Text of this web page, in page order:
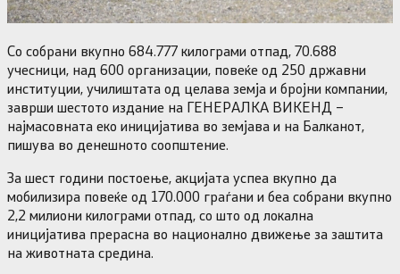
Со собрани вкупно 684.777 килограми отпад, 70.688
учесници, над 600 организации, повеќе од 250 државни
институции, училиштата од целава земја и бројни компании,
заврши шестото издание на ГЕНЕРАЛКА ВИКЕНД –
најмасовната еко иницијатива во земјава и на Балканот,
пишува во денешното соопштение.
За шест години постоење, акцијата успеа вкупно да
мобилизира повеќе од 170.000 граѓани и беа собрани вкупно
2,2 милиони килограми отпад, со што од локална
иницијатива прерасна во национално движење за заштита
на животната средина.